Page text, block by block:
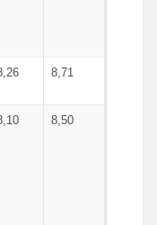
8,71
8,50